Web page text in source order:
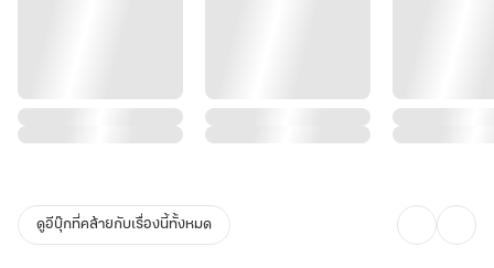
ดูอีบุ๊กที่คล้ายกับเรื่องนี้ทั้งหมด